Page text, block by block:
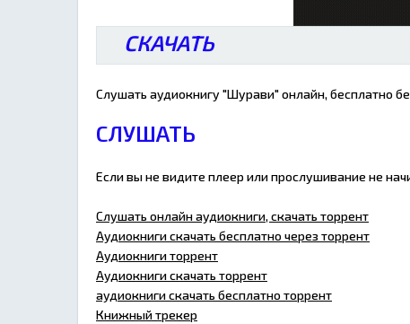
СКАЧАТЬ
Слушать аудиокнигу "Шурави" онлайн, бесплатно
СЛУШАТЬ
Если вы не видите плеер или прослушивание не
Слушать онлайн аудиокниги, скачать торрент
Аудиокниги скачать бесплатно через торрент
Аудиокниги торрент
Аудиокниги скачать торрент
аудиокниги скачать бесплатно торрент
Книжный трекер